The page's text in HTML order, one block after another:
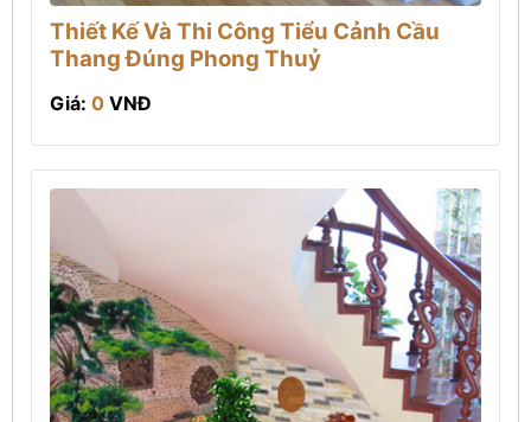
Thiết Kế Và Thi Công Tiểu Cảnh Cầu
Thang Đúng Phong Thuỷ
Giá: 0 VNĐ